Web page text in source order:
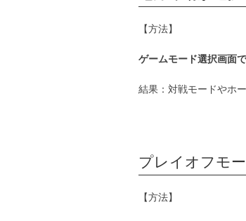
【方法】
ゲームモード選択画面
結果：対戦モードやホ
プレイオフモ
【方法】